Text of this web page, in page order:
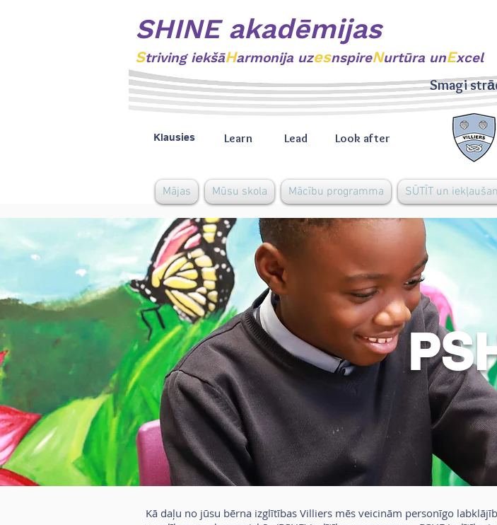
SHINE akadēmijas
Striving iekšāHarmonija uzesnspireNurtūra unExcel
Klausies Learn Lead Look after
Smagi
Mājas Mūsu skola Mācību programma SŪTĪT un
Kā daļu no jūsu bērna izglītības Villiers mēs veicinām personīgo